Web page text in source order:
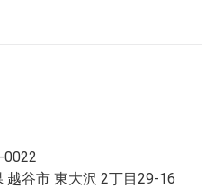
0022
越谷市 東大沢 2丁目29-16